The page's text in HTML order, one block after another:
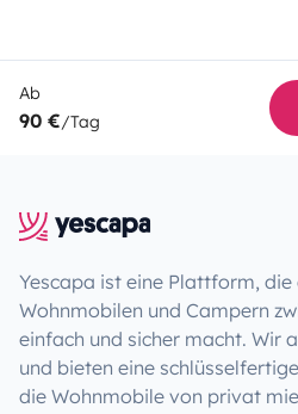
Ab
90 €/Tag
Yescapa ist eine Plattform, die
Wohnmobilen und Campern
einfach und sicher macht. Wir
und bieten eine
die Wohnmobile von privat